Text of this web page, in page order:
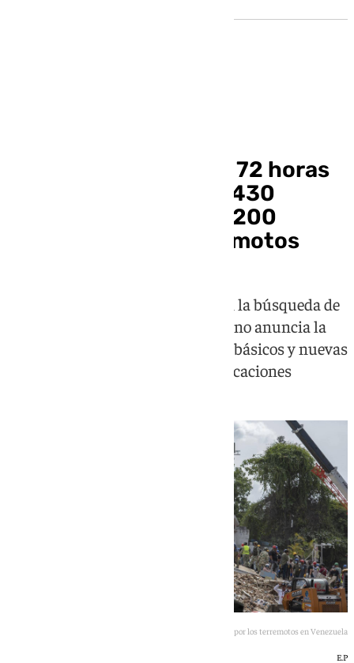
Venezuela supera las 72 horas
de emergencia con 1.430
fallecidos y más de 3.200
heridos tras los terremotos
Los equipos de rescate mantienen la búsqueda de
supervivientes mientras el Gobierno anuncia la
recuperación gradual de servicios básicos y nuevas
medidas para mejorar las comunicaciones
Imagen de una de las zonas afectadas por los terremotos en Venezuela
E.P